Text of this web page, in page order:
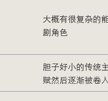
大概有很复杂的
剧角色
胆子好小的传统
赋然后逐渐被卷